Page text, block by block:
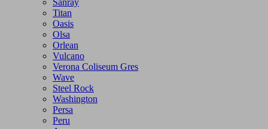
Titan
Oasis
Olsa
Orlean
Vulcano
Verona Coliseum Gres
Wave
Steel Rock
Washington
Persa
Peru